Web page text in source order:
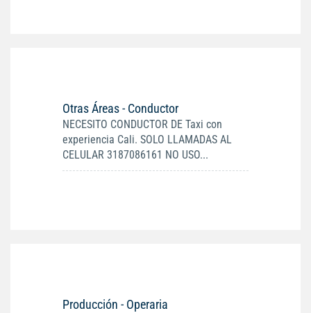
Otras Áreas - Conductor
NECESITO CONDUCTOR DE Taxi con
experiencia Cali. SOLO LLAMADAS AL
CELULAR 3187086161 NO USO...
Producción - Operaria